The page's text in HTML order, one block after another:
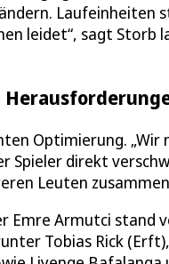
ändern.
leidet“, sagt Storb
Optimierung.
direkt
Leuten
Emre Armutci stand
Tobias Rick